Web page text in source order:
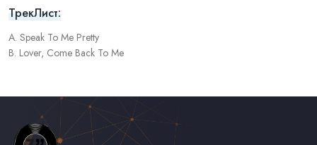
ТрекЛист:
A. Speak To Me Pretty
B. Lover, Come Back To Me